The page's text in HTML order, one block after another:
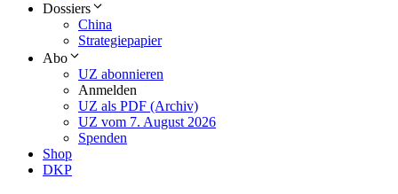
Dossiers
China
Strategiepapier
Abo
UZ abonnieren
Anmelden
UZ als PDF (Archiv)
UZ vom 7. August 2026
Spenden
Shop
DKP